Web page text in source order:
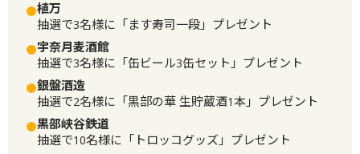
植万
抽選で3名様に「ます寿司一段」プレゼント
宇奈月麦酒館
抽選で3名様に「缶ビール3缶セット」プレゼント
銀盤酒造
抽選で2名様に「黒部の華 生貯蔵酒1本」プレゼント
黒部峡谷鉄道
抽選で10名様に「トロッコグッズ」プレゼント